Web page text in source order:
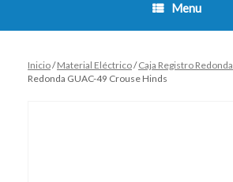
Menu
Inicio/Material Eléctrico/Caja Registro Redonda
Redonda GUAC-49 Crouse Hinds